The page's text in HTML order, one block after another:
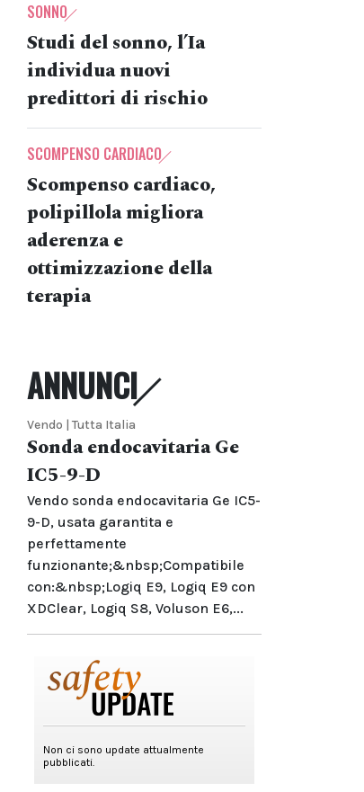
SONNO
Studi del sonno, l’Ia
individua nuovi
predittori di rischio
SCOMPENSO CARDIACO
Scompenso cardiaco,
polipillola migliora
aderenza e
ottimizzazione della
terapia
ANNUNCI
Vendo | Tutta Italia
Sonda endocavitaria Ge
IC5-9-D
Vendo sonda endocavitaria Ge IC5-
9-D, usata garantita e
perfettamente
funzionante;&nbsp;Compatibile
con:&nbsp;Logiq E9, Logiq E9 con
XDClear, Logiq S8, Voluson E6,...